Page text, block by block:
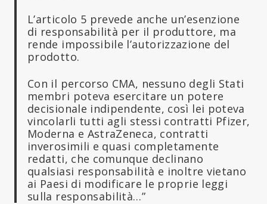
L’articolo 5 prevede anche un’esenzione
di responsabilità per il produttore, ma
rende impossibile l’autorizzazione del
prodotto.
Con il percorso CMA, nessuno degli Stati
membri poteva esercitare un potere
decisionale indipendente, così lei poteva
vincolarli tutti agli stessi contratti Pfizer,
Moderna e AstraZeneca, contratti
inverosimili e quasi completamente
redatti, che comunque declinano
qualsiasi responsabilità e inoltre vietano
ai Paesi di modificare le proprie leggi
sulla responsabilità…”